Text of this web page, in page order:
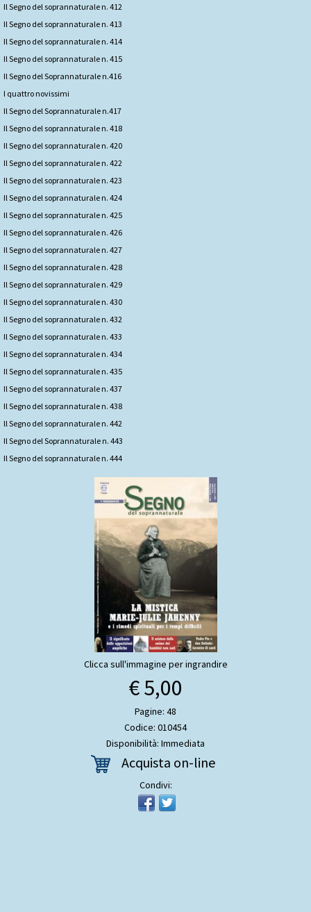
Il Segno del soprannaturale n. 412
Il Segno del soprannaturale n. 413
Il Segno del soprannaturale n. 414
Il Segno del soprannaturale n. 415
Il Segno del Soprannaturale n.416
I quattro novissimi
Il Segno del Soprannaturale n.417
Il Segno del soprannaturale n. 418
Il Segno del soprannaturale n. 420
Il Segno del soprannaturale n. 422
Il Segno del soprannaturale n. 423
Il Segno del soprannaturale n. 424
Il Segno del soprannaturale n. 425
Il Segno del soprannaturale n. 426
Il Segno del soprannaturale n. 427
Il Segno del soprannaturale n. 428
Il Segno del soprannaturale n. 429
Il Segno del soprannaturale n. 430
Il Segno del soprannaturale n. 432
Il Segno del soprannaturale n. 433
Il Segno del soprannaturale n. 434
Il Segno del soprannaturale n. 435
Il Segno del soprannaturale n. 437
Il Segno del soprannaturale n. 438
ll Segno del soprannaturale n. 442
Il Segno del Soprannaturale n. 443
Il Segno del soprannaturale n. 444
Clicca sull'immagine per ingrandire
€ 5,00
Pagine: 48
Codice: 010454
Disponibilità: Immediata
Acquista on-line
Condivi: